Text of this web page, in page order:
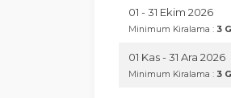
01 - 31 Ekim 2026
Minimum Kiralama : 3
01 Kas - 31 Ara 2026
Minimum Kiralama : 3